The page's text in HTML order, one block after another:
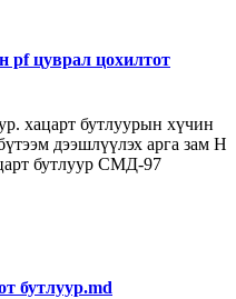
pf цуврал цохилтот
хацарт бутлуурын хүчин
дээшлүүлэх арга зам Н
бутлуур СМД-97
бутлуур.md